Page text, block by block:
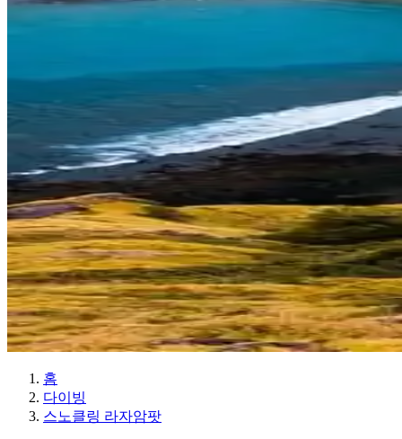
홈
다이빙
스노클링 라자암팟